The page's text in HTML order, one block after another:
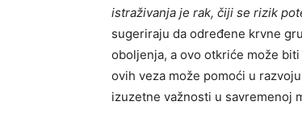
istraživanja je rak, čiji se rizik
sugeriraju da određene krvne
oboljenja, a ovo otkriće može
ovih veza može pomoći u
izuzetne važnosti u savremenoj